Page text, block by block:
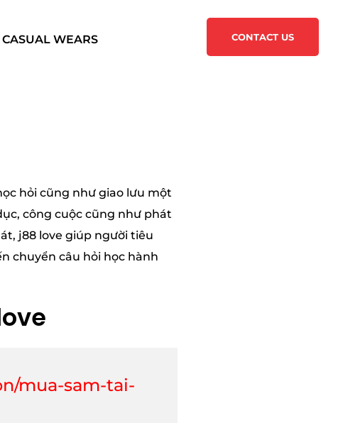
CASUAL WEARS CONTACT US
hỏi cũng như giao lưu một
công cuộc cũng như phát
j88 love giúp người tiêu
chuyển câu hỏi học hành
mua-sam-tai-